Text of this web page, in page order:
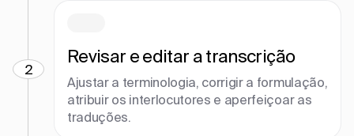
2
Revisar e editar a transcrição
Ajustar a terminologia, corrigir a formulação,
atribuir os interlocutores e aperfeiçoar as
traduções.